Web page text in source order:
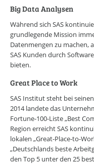
Big Data Analysen
Während sich SAS
grundlegende Mission
Datenmengen zu machen,
SAS Kunden durch
bieten.
Great Place to Work
SAS Institut steht bei
2014 landete das
Fortune-100-Liste „Best
Region erreicht SAS
lokalen „Great-Place-to-
„Deutschlands beste
den Top 5 unter den 25